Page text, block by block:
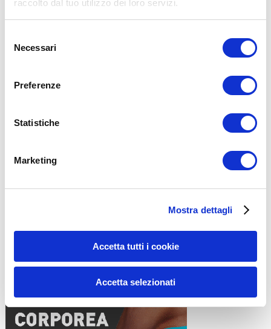
raccolto dal tuo utilizzo dei loro servizi.
delNecessari
Preferenze
Statistiche
Marketing
Mostra dettagli
Accetta tutti i cookie
Accetta selezionati
Nome*